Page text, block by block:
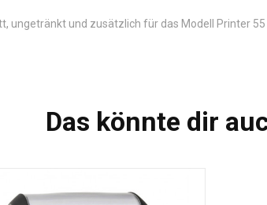
ungetränkt und zusätzlich für das Modell Printer
Das könnte dir